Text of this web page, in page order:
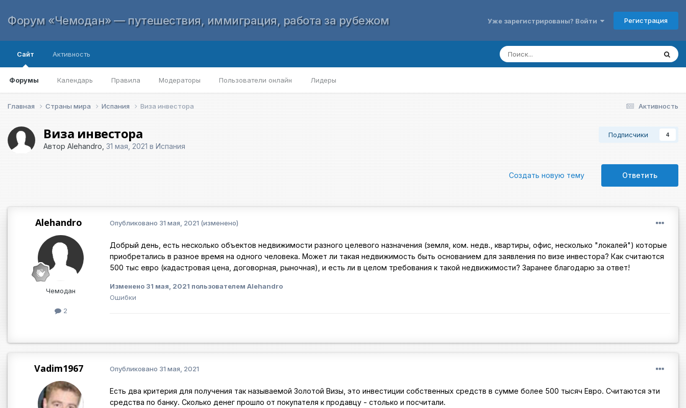
Форум «Чемодан» — путешествия, иммиграция, работа за рубежом Уже зарегистрированы? Войти Регистрация
Сайт
Форумы Календарь Правила Модераторы Пользователи онлайн Лидеры
Активность
Активность
Главная Страны мира Испания Виза инвестора
Подписчики 4
Виза инвестора
Автор Alehandro 31 мая, 2021 в Испания
Ответить
Создать новую тему
Alehandro
Чемодан
2
Опубликовано 31 мая, 2021 (изменено)
Добрый день, есть несколько объектов недвижимости разного целевого назначения (земля, ком. недв., квартиры, офис, несколько "локалей") которые
приобретались в разное время на одного человека. Может ли такая недвижимость быть основанием для заявления по визе инвестора? Как считаются
500 тыс евро (кадастровая цена, договорная, рыночная), и есть ли в целом требования к такой недвижимости? Заранее благодарю за ответ!
Изменено 31 мая, 2021 пользователем Alehandro
Ошибки
Vadim1967 Опубликовано 31 мая, 2021
Есть два критерия для получения так называемой Золотой Визы, это инвестиции собственных средств в сумме более 500 тысяч Евро. Считаются эти
средства по банку. Сколько денег прошло от покупателя к продавцу - столько и посчитали.